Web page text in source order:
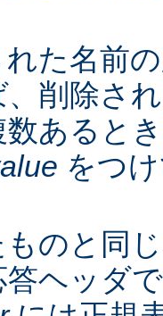
れた名前
、削除さ
あると
をつ
のと同
ヘッダ